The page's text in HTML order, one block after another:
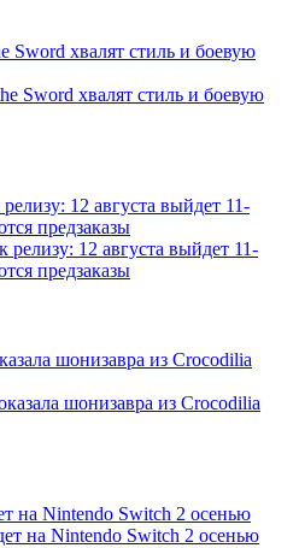
Sword хвалят стиль и боевую
Sword хвалят стиль и боевую
12 августа выйдет 11-
предзаказы
релизу: 12 августа выйдет 11-
предзаказы
шонизавра из Crocodilia
шонизавра из Crocodilia
на Nintendo Switch 2 осенью
на Nintendo Switch 2 осенью